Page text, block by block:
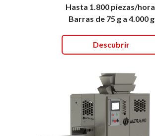
Hasta 1.800 piezas/hora.
Barras de 75 g a 4.000 g
Descubrir